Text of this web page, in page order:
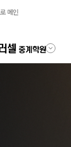
메인